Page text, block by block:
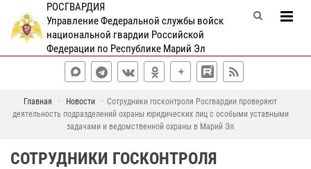
РОСГВАРДИЯ
Управление Федеральной службы войск
национальной гвардии Российской
Федерации по Республике Марий Эл
Главная Новости
Сотрудники госконтроля Росгвардии проверяют
деятельность подразделений охраны юридических лиц с особыми уставными
задачами и ведомственной охраны в Марий Эл
СОТРУДНИКИ ГОСКОНТРОЛЯ